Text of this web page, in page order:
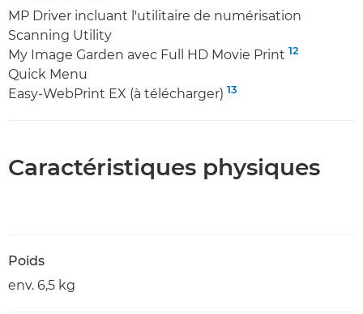
MP Driver incluant l'utilitaire de numérisation
Scanning Utility
My Image Garden avec Full HD Movie Print 12
Quick Menu
Easy-WebPrint EX (à télécharger) 13
Caractéristiques physiques
Poids
env. 6,5 kg